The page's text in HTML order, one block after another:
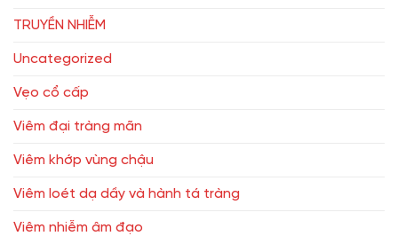
TRUYỀN NHIỄM
Uncategorized
Vẹo cổ cấp
Viêm đại tràng mãn
Viêm khớp vùng chậu
Viêm loét dạ dầy và hành tá tràng
Viêm nhiễm âm đạo